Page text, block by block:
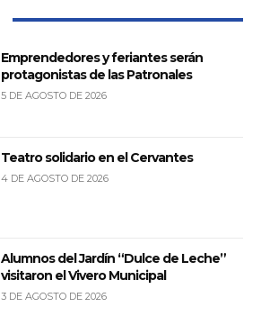
Emprendedores y feriantes serán
protagonistas de las Patronales
5 DE AGOSTO DE 2026
Teatro solidario en el Cervantes
4 DE AGOSTO DE 2026
Alumnos del Jardín “Dulce de Leche”
visitaron el Vivero Municipal
3 DE AGOSTO DE 2026